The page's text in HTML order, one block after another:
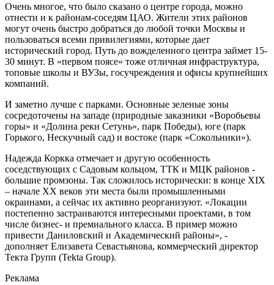
Очень многое, что было сказано о центре города, можно
отнести и к районам-соседям ЦАО. Жители этих районов
могут очень быстро добраться до любой точки Москвы и
пользоваться всеми привилегиями, которые дает
исторический город. Путь до вожделенного центра займет 15-
30 минут. В «первом поясе» тоже отличная инфраструктура,
топовые школы и ВУЗы, госучреждения и офисы крупнейших
компаний.
И заметно лучше с парками. Основные зеленые зоны
сосредоточены на западе (природные заказники «Воробьевы
горы» и «Долина реки Сетунь», парк Победы), юге (парк
Горького, Нескучный сад) и востоке (парк «Сокольники»).
Надежда Коркка отмечает и другую особенность
соседствующих с Садовым кольцом, ТТК и МЦК районов -
большие промзоны. Так сложилось исторически: в конце XIX
– начале ХХ веков эти места были промышленными
окраинами, а сейчас их активно реорганизуют. «Локации
постепенно застраиваются интересными проектами, в том
числе бизнес- и премиального класса. В пример можно
привести Даниловский и Академический районы», -
дополняет Елизавета Севастьянова, коммерческий директор
Текта Групп (Tekta Group).
Реклама